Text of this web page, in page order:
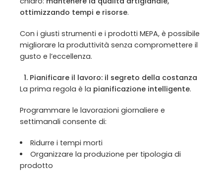
ottimizzando tempi e risorse.
Con i giusti strumenti e i prodotti MEPA, è possibile
migliorare la produttività senza compromettere il
gusto e l’eccellenza.
1. Pianificare il lavoro: il segreto della costanza
La prima regola è la pianificazione intelligente.
Programmare le lavorazioni giornaliere e
settimanali consente di:
Ridurre i tempi morti
Organizzare la produzione per tipologia di
prodotto